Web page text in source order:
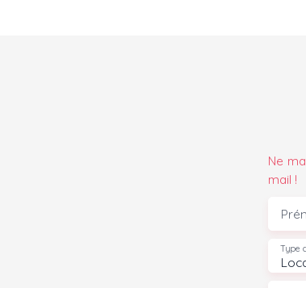
Ne
mail !
Type